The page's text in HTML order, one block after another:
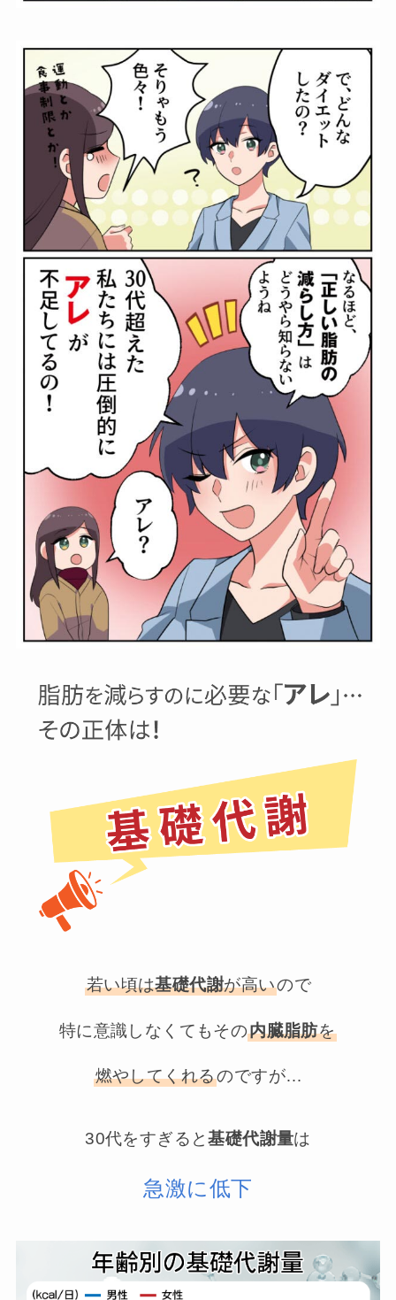
若い頃は基礎代謝が高いので
特に意識しなくてもその内臓脂肪を
燃やしてくれるのですが…
30代をすぎると基礎代謝量は
急激に低下